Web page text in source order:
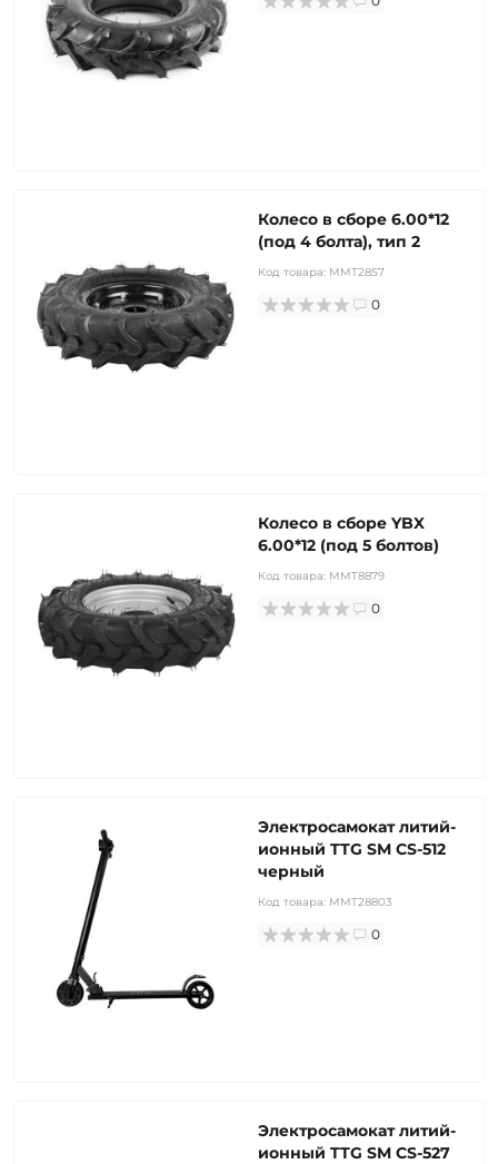
Колесо в сборе 6.00*12
(под 4 болта), тип 2
Код товара: MMT2857
0
Колесо в сборе YBX
6.00*12 (под 5 болтов)
Код товара: MMT8879
0
Электросамокат литий-
ионный TTG SM CS-512
черный
Код товара: MMT28803
0
Электросамокат литий-
ионный TTG SM CS-527